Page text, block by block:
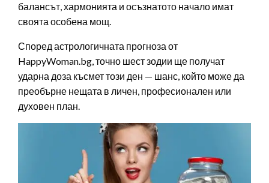
балансът, хармонията и осъзнатото начало имат
своята особена мощ.
Според астрологичната прогноза от
HappyWoman.bg, точно шест зодии ще получат
ударна доза късмет този ден — шанс, който може да
преобърне нещата в личен, професионален или
духовен план.